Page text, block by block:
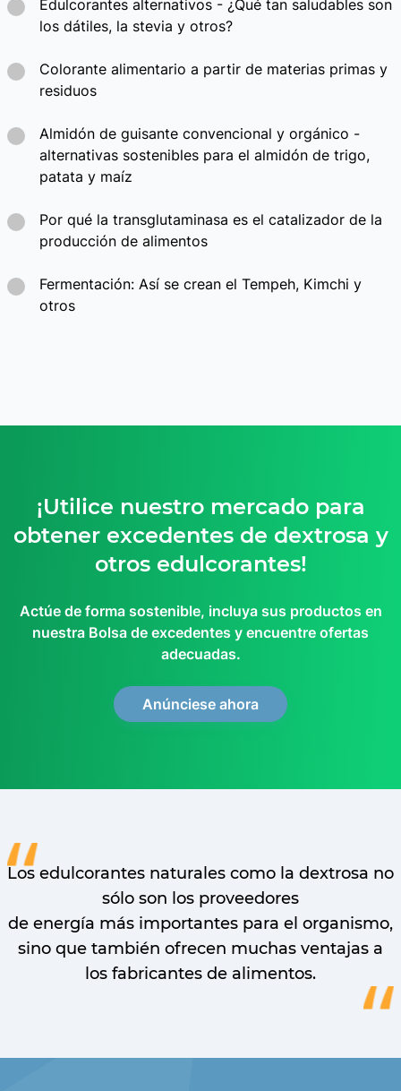
¡Utilice nuestro mercado para
obtener excedentes de dextrosa y
otros edulcorantes!
Actúe de forma sostenible, incluya sus productos en
nuestra Bolsa de excedentes y encuentre ofertas
adecuadas.
Los edulcorantes naturales como la dextrosa no
sólo son los proveedores
de energía más importantes para el organismo,
sino que también ofrecen muchas ventajas a
los fabricantes de alimentos.